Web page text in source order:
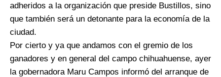
adheridos a la organización que preside Bustillos, sino
que también será un detonante para la economía de la
ciudad.
Por cierto y ya que andamos con el gremio de los
ganadores y en general del campo chihuahuense, ayer
la gobernadora Maru Campos informó del arranque de